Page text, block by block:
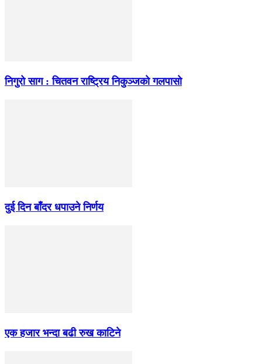
निगुरो साग : चितवन राष्ट्रिय निकुञ्जको गलपासो
दुई दिन बाँदर धपाउने निर्णय
एक हजार भन्दा बढी रुख काटिने